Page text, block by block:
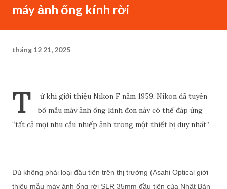
máy ảnh ống kính rời
tháng 12 21, 2025
T
ừ khi giới thiệu Nikon F năm 1959, Nikon đã tuyên
bố mẫu máy ảnh ống kính đơn này có thể đáp ứng
“tất cả mọi nhu cầu nhiếp ảnh trong một thiết bị duy nhất”.
Dù không phải loại đầu tiên trên thị trường (Asahi Optical giới
thiệu mẫu máy ảnh ống rời SLR 35mm đầu tiên của Nhật Bản